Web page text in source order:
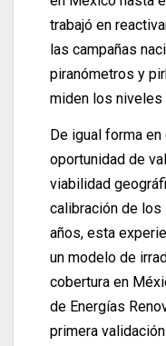
trabajó en
las campañas
piranómetros y
miden los niveles
De igual forma
oportunidad de
viabilidad
calibración de los
años, esta
un modelo de
cobertura en
de Energías
primera